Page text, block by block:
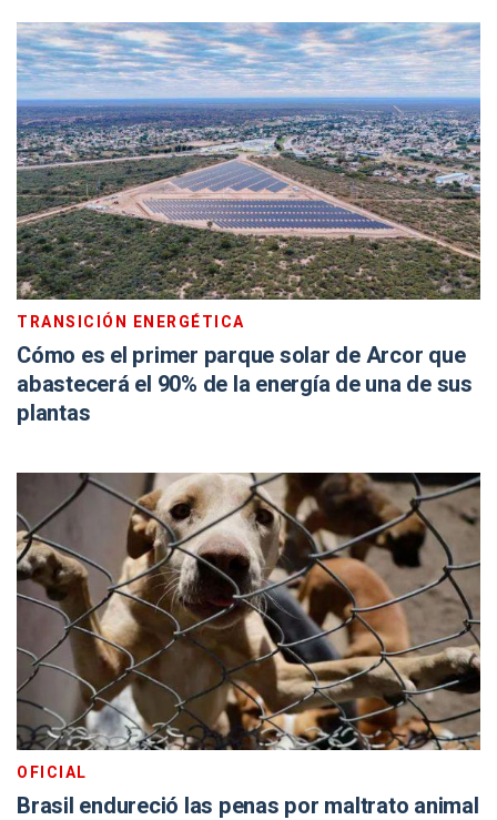
TRANSICIÓN ENERGÉTICA
Cómo es el primer parque solar de Arcor que
abastecerá el 90% de la energía de una de sus
plantas
OFICIAL
Brasil endureció las penas por maltrato animal